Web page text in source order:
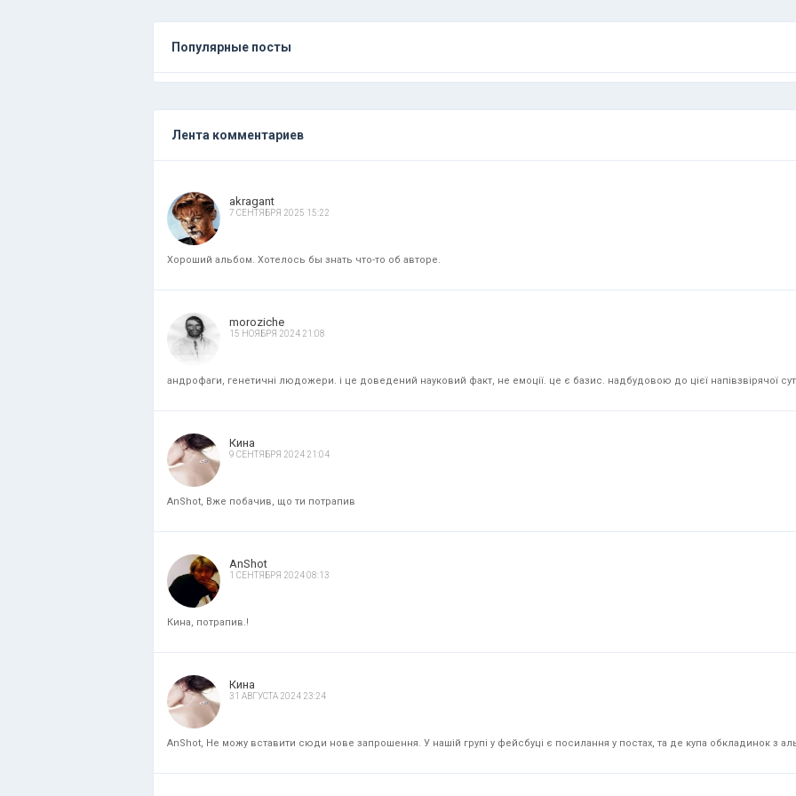
Популярные посты
Лента комментариев
akragant
7 СЕНТЯБРЯ 2025 15:22
Хороший альбом. Хотелось бы знать что-то об авторе.
moroziche
15 НОЯБРЯ 2024 21:08
андрофаги, генетичні людожери. і це доведений науковий факт, не емоції. це є базис. надбудовою до цієї напівзвірячої
Кина
9 СЕНТЯБРЯ 2024 21:04
AnShot, Вже побачив, що ти потрапив
AnShot
1 СЕНТЯБРЯ 2024 08:13
Кина, потрапив.!
Кина
31 АВГУСТА 2024 23:24
AnShot, Не можу вставити сюди нове запрошення. У нашій групі у фейсбуці є посилання у постах, та де купа обкладинок з